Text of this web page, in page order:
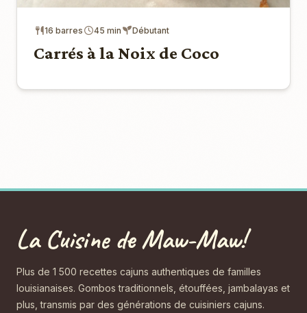
16 barres 45 min Débutant
Carrés à la Noix de Coco
La Cuisine de Maw-Maw!
Plus de 1 500 recettes cajuns authentiques de familles
louisianaises. Gombos traditionnels, étouffées, jambalayas et
plus, transmis par des générations de cuisiniers cajuns.